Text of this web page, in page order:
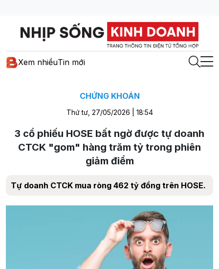
Xem nhiềuTin mới
CHỨNG KHOÁN
Thứ tư, 27/05/2026 | 18:54
3 cổ phiếu HOSE bất ngờ được tự doanh
CTCK "gom" hàng trăm tỷ trong phiên
giảm điểm
Tự doanh CTCK mua ròng 462 tỷ đồng trên HOSE.